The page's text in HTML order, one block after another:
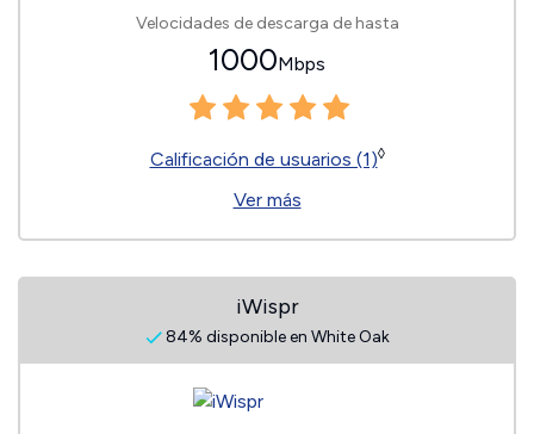
Velocidades de descarga de hasta
1000Mbps
Calificación de usuarios (1)◊
Ver más
iWispr
84% disponible en White Oak